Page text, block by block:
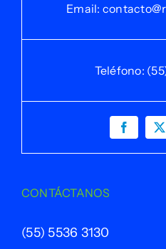
Email:
Teléfono:
CONTÁCTANOS
(55) 5536 3130